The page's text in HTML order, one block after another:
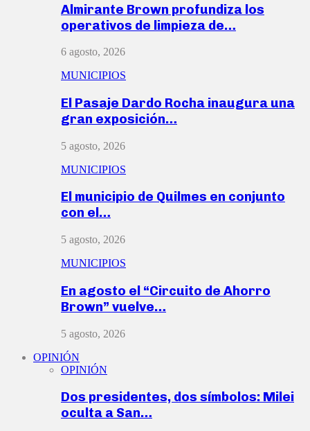
Almirante Brown profundiza los
operativos de limpieza de…
6 agosto, 2026
MUNICIPIOS
El Pasaje Dardo Rocha inaugura una
gran exposición…
5 agosto, 2026
MUNICIPIOS
El municipio de Quilmes en conjunto
con el…
5 agosto, 2026
MUNICIPIOS
En agosto el “Circuito de Ahorro
Brown” vuelve…
5 agosto, 2026
OPINIÓN
OPINIÓN
Dos presidentes, dos símbolos: Milei
oculta a San…